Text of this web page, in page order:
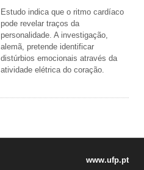
Estudo indica que o ritmo cardíaco
pode revelar traços da
personalidade. A investigação,
alemã, pretende identificar
distúrbios emocionais através da
atividade elétrica do coração.
www.ufp.pt